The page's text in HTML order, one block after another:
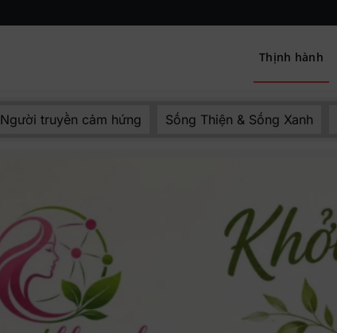
Mạng xã hội Kinh tế – Giáo dục – Hướng nghiệpThịnh hành
Người truyền cảm hứng Sống Thiện & Sống Xanh